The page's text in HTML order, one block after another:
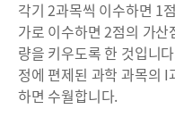
각기 2과목씩 이수하면 1
가로 이수하면 2점의 가
량을 키우도록 한 것입니
정에 편제된 과학 과목의
하면 수월합니다.